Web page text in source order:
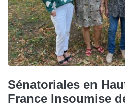
Sénatoriales en
France Insoumise